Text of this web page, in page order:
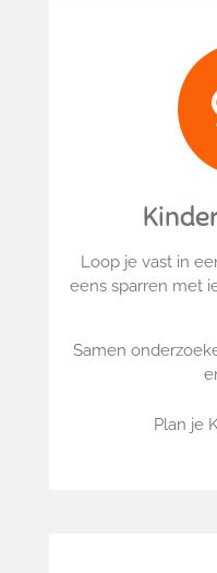
Loop je vast in
eens sparren met
Samen
Plan je